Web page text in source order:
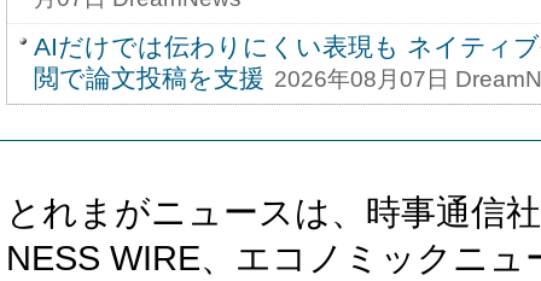
AIだけでは伝わりにくい表現も ネイティ
閲で論文投稿を支援 2026年08月07日
とれまがニュースは、時事通信
NESS WIRE、エコノミックニ